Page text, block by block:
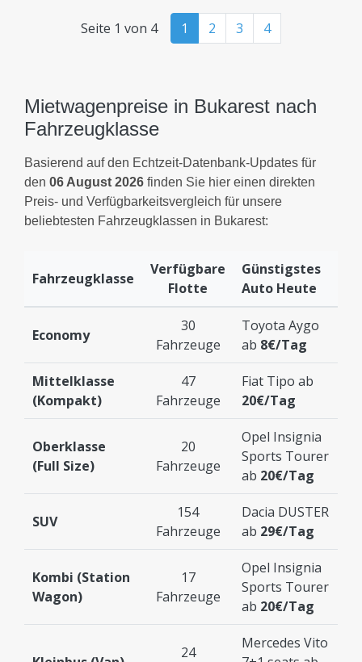
Seite 1 von 4 1 2 3 4
Mietwagenpreise in Bukarest nach
Fahrzeugklasse
Basierend auf den Echtzeit-Datenbank-Updates für
den 06 August 2026 finden Sie hier einen direkten
Preis- und Verfügbarkeitsvergleich für unsere
beliebtesten Fahrzeugklassen in Bukarest:
Fahrzeugklasse
Verfügbare
Flotte
Günstigstes
Auto Heute
Economy
30
Fahrzeuge
Toyota Aygo
ab 8€/Tag
Mittelklasse
(Kompakt)
47
Fahrzeuge
Fiat Tipo ab
20€/Tag
Oberklasse
(Full Size)
20
Fahrzeuge
Opel Insignia
Sports Tourer
ab 20€/Tag
SUV
154
Fahrzeuge
Dacia DUSTER
ab 29€/Tag
Kombi (Station
Wagon)
17
Fahrzeuge
Opel Insignia
Sports Tourer
ab 20€/Tag
24
Mercedes Vito